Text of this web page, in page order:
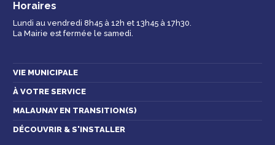
Horaires
Lundi au vendredi 8h45 à 12h et 13h45 à 17h30.
La Mairie est fermée le samedi.
VIE MUNICIPALE
À VOTRE SERVICE
MALAUNAY EN TRANSITION(S)
DÉCOUVRIR & S'INSTALLER